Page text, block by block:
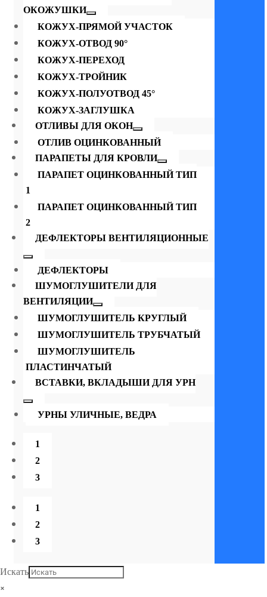
ОКОЖУШКИ
КОЖУХ-ПРЯМОЙ УЧАСТОК
КОЖУХ-ОТВОД 90°
КОЖУХ-ПЕРЕХОД
КОЖУХ-ТРОЙНИК
КОЖУХ-ПОЛУОТВОД 45°
КОЖУХ-ЗАГЛУШКА
ОТЛИВЫ ДЛЯ ОКОН
ОТЛИВ ОЦИНКОВАННЫЙ
ПАРАПЕТЫ ДЛЯ КРОВЛИ
ПАРАПЕТ ОЦИНКОВАННЫЙ ТИП
1
ПАРАПЕТ ОЦИНКОВАННЫЙ ТИП
2
ДЕФЛЕКТОРЫ ВЕНТИЛЯЦИОННЫЕ
ДЕФЛЕКТОРЫ
ШУМОГЛУШИТЕЛИ ДЛЯ
ВЕНТИЛЯЦИИ
ШУМОГЛУШИТЕЛЬ КРУГЛЫЙ
ШУМОГЛУШИТЕЛЬ ТРУБЧАТЫЙ
ШУМОГЛУШИТЕЛЬ
ПЛАСТИНЧАТЫЙ
ВСТАВКИ, ВКЛАДЫШИ ДЛЯ УРН
УРНЫ УЛИЧНЫЕ, ВЕДРА
1
2
3
1
2
3
Искать
×